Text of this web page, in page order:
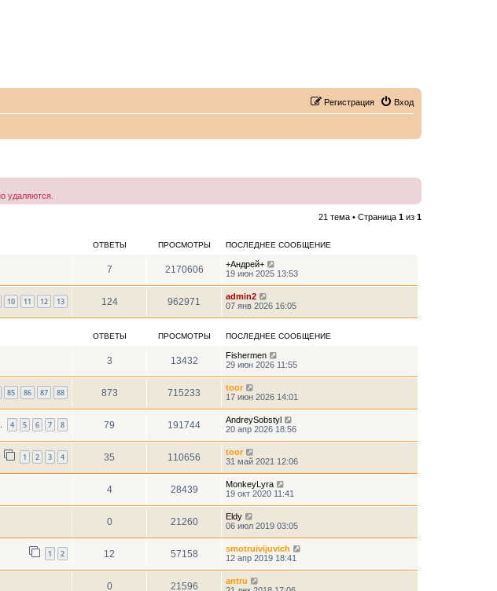
Вход
Регистрация
удаляются.
21 тема • Страница 1 из 1
ОТВЕТЫ ПРОСМОТРЫ ПОСЛЕДНЕЕ СООБЩЕНИЕ
7 2170606
+Андрей+
19 июн 2025 13:53
10 11 12 13 124 962971
admin2
07 янв 2026 16:05
ОТВЕТЫ ПРОСМОТРЫ ПОСЛЕДНЕЕ СООБЩЕНИЕ
3 13432
Fishermen
29 июн 2026 11:55
85 86 87 88 873 715233
toor
17 июн 2026 14:01
4 5 6 7 8 79 191744
AndreySobstyl
20 апр 2026 18:56
1 2 3 4 35 110656
toor
31 май 2021 12:06
4 28439
MonkeyLyra
19 окт 2020 11:41
0 21260
Eldy
06 июл 2019 03:05
1 2 12 57158
smotruivijuvich
12 апр 2019 18:41
0 21596
antru